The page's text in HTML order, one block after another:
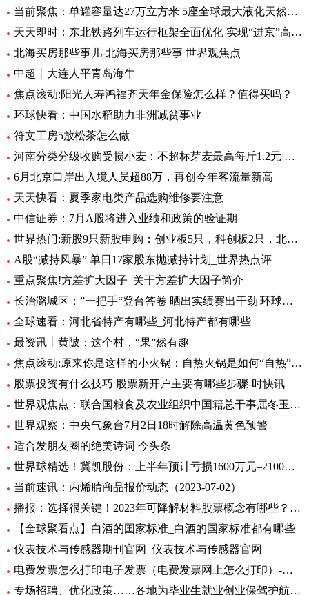
当前聚焦：单罐容量达27万立方米 5座全球最大液化天然气储罐主体结构完工
天天即时：东北铁路列车运行框架全面优化 实现“进京”高铁“公交化”
北海买房那些事儿-北海买房那些事 世界观焦点
中超丨大连人平青岛海牛
焦点滚动:阳光人寿鸿福齐天年金保险怎么样？值得买吗？
环球快看：中国水稻助力非洲减贫事业
符文工房5放松茶怎么做
河南分类分级收购受损小麦：不超标芽麦最高每斤1.2元 全球最资讯
6月北京口岸出入境人员超88万，再创今年客流量新高
天天快看：夏季家电类产品选购维修要注意
中信证券：7月A股将进入业绩和政策的验证期
世界热门:新股9只新股申购：创业板5只，科创板2只，北交所2只
A股“减持风暴” 单日17家股东抛减持计划_世界热点评
重点聚焦!方差扩大因子_关于方差扩大因子简介
长治潞城区：”一把手“登台答卷 晒出实绩赛出干劲|环球视点
全球速看：河北省特产有哪些_河北特产都有哪些
最资讯丨黄陂：这个村，“果”然有趣
焦点滚动:原来你是这样的小火锅：自热火锅是如何“自热”的？
股票投资有什么技巧 股票新开户主要有哪些步骤-时快讯
世界观焦点：联合国粮食及农业组织中国籍总干事屈冬玉2日在新任总干事选举中成功胜选连任
世界观察：中央气象台7月2日18时解除高温黄色预警
适合发朋友圈的绝美诗词 今头条
世界球精选！冀凯股份：上半年预计亏损1600万元–2100万元
当前速讯：丙烯腈商品报价动态（2023-07-02）
播报：选择很关键！2023年可降解材料股票概念有哪些？（7月2日）
【全球聚看点】白酒的囯家标准_白酒的国家标准都有哪些
仪表技术与传感器期刊官网_仪表技术与传感器官网
电费发票怎么打印电子发票（电费发票网上怎么打印）-环球报资讯
专场招聘、优化政策……各地为毕业生就业创业保驾护航 环球观天下